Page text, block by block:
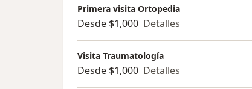
Primera visita Ortopedia
Desde $1,000 Detalles
Visita Traumatología
Desde $1,000 Detalles